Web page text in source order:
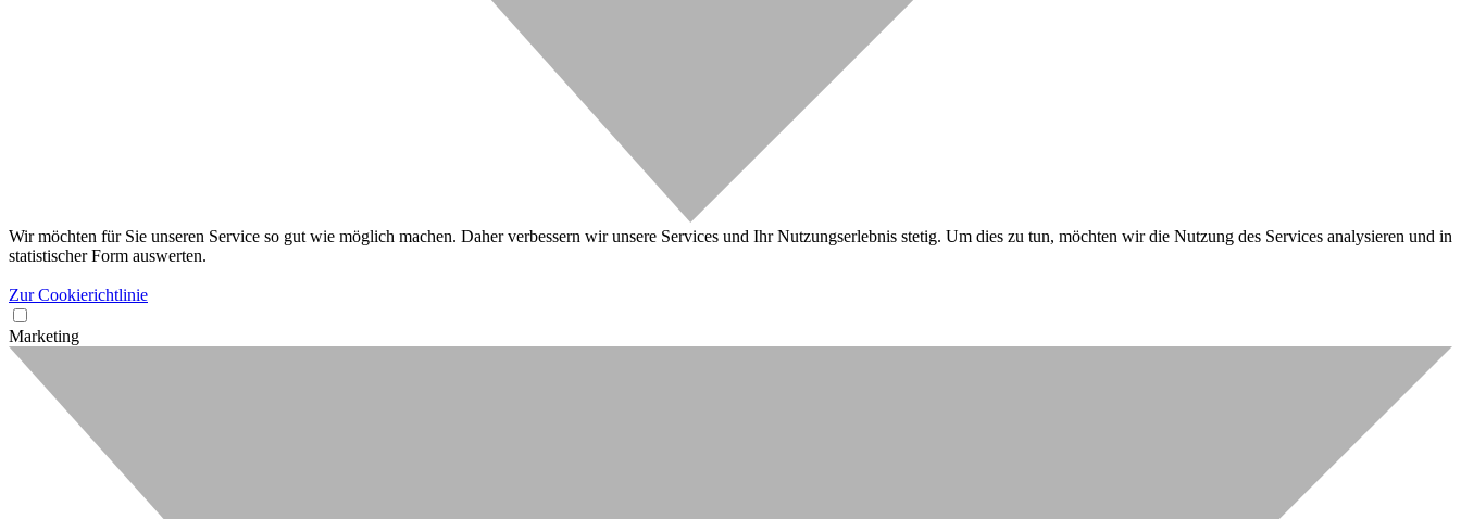
Wir möchten für Sie unseren Service so gut wie möglich machen. Daher verbessern wir unsere Services und Ihr Nutzungserlebnis stetig. Um dies zu tun, möchten wir die Nutzung des Services analysieren und in
statistischer Form auswerten.
Zur Cookierichtlinie
Marketing